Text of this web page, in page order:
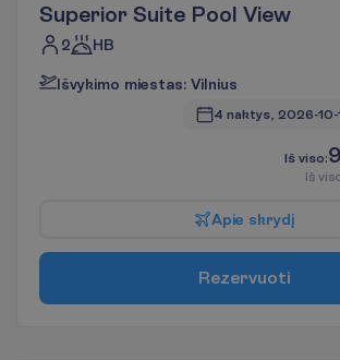
Superior Suite Pool View
2 HB
Išvykimo miestas: Vilnius
4 naktys, 2026-10-
Iš viso:
Iš vis
Apie skrydį
Rezervuoti